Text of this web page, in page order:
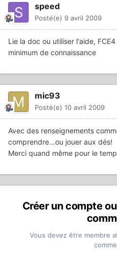
speed
Posté(e) 9 avril 2009
Lie la doc ou utiliser l'aide,
minimum de connaissance
mic93
Posté(e) 10 avril 2009
Avec des renseignements
comprendre...ou jouer aux dés!
Merci quand même pour le
Créer un compte
Vous devez être membre